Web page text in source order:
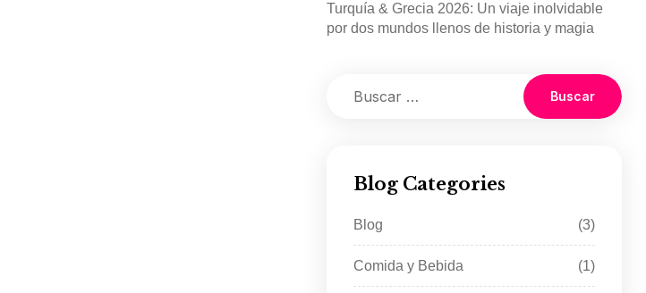
Turquía & Grecia 2026: Un viaje inolvidable
por dos mundos llenos de historia y magia
Blog Categories
Blog (3)
Comida y Bebida (1)